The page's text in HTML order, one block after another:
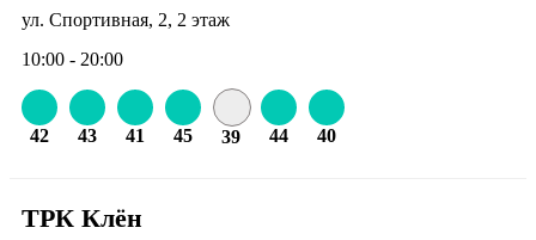
ул. Спортивная, 2, 2 этаж
10:00 - 20:00
42 43 41 45 39 44 40
ТРК Клён